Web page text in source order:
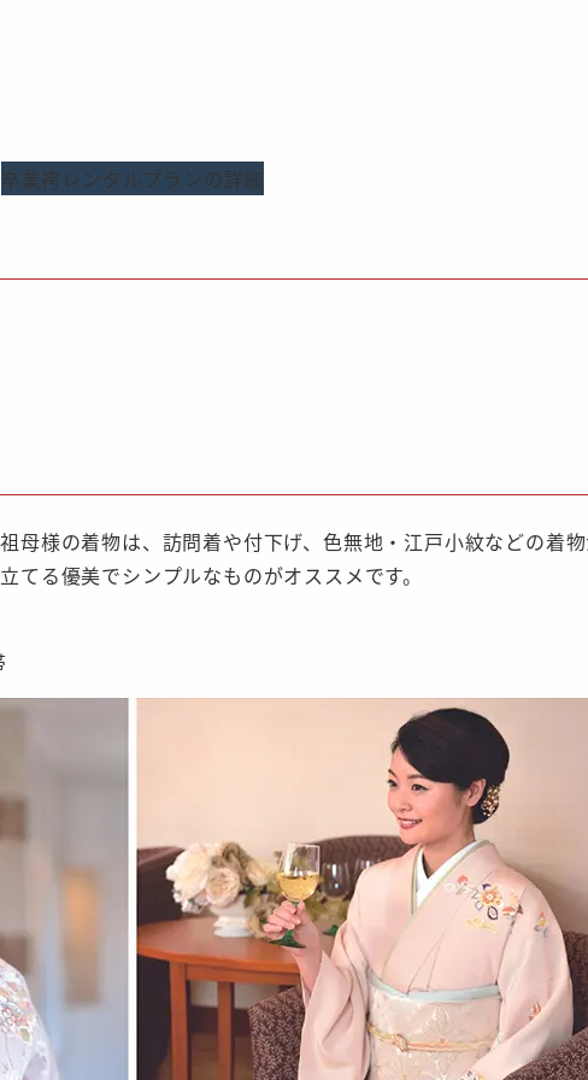
卒業袴レンタルプランの詳細
母様の着物は、訪問着や付下げ、色無地・江戸小紋などの着
る優美でシンプルなものがオススメです。